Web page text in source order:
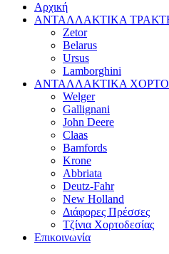
Αρχική
ΑΝΤΑΛΛΑΚΤΙΚΑ
Zetor
Belarus
Ursus
Lamborghini
ΑΝΤΑΛΛΑΚΤΙΚΑ
Welger
Gallignani
John Deere
Claas
Bamfords
Krone
Abbriata
Deutz-Fahr
New Holland
Διάφορες Πρέσσες
Τζίνια Χορτοδεσίας
Επικοινωνία